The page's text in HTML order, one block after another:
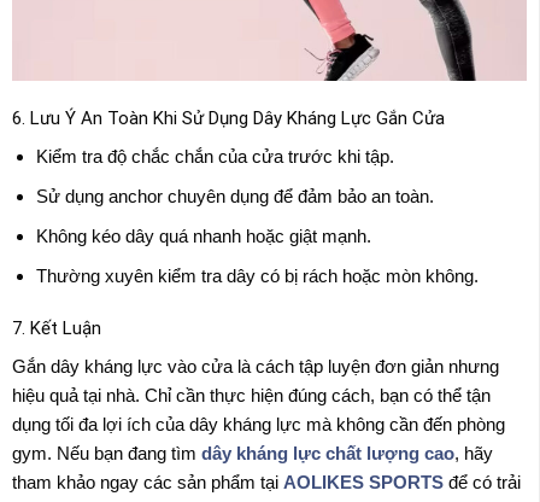
6. Lưu Ý An Toàn Khi Sử Dụng Dây Kháng Lực Gắn Cửa
Kiểm tra độ chắc chắn của cửa trước khi tập.
Sử dụng anchor chuyên dụng để đảm bảo an toàn.
Không kéo dây quá nhanh hoặc giật mạnh.
Thường xuyên kiểm tra dây có bị rách hoặc mòn không.
7. Kết Luận
Gắn dây kháng lực vào cửa là cách tập luyện đơn giản nhưng
hiệu quả tại nhà. Chỉ cần thực hiện đúng cách, bạn có thể tận
dụng tối đa lợi ích của dây kháng lực mà không cần đến phòng
gym. Nếu bạn đang tìm dây kháng lực chất lượng cao, hãy
tham khảo ngay các sản phẩm tại AOLIKES SPORTS để có trải